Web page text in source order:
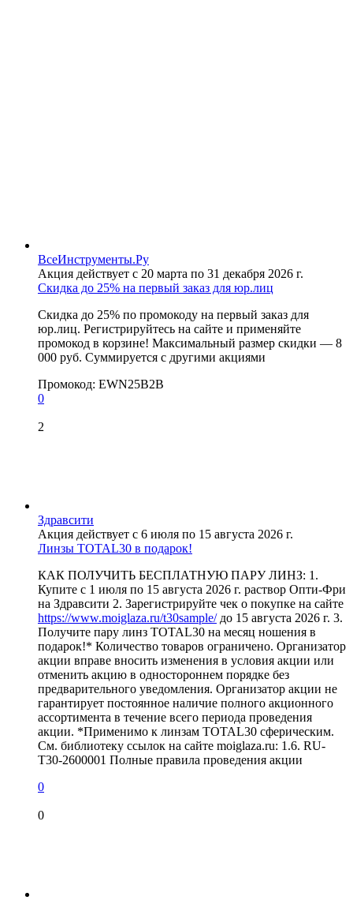
ВсеИнструменты.Ру
Акция действует с 20 марта по 31 декабря 2026 г.
Скидка до 25% на первый заказ для юр.лиц
Скидка до 25% по промокоду на первый заказ для
юр.лиц. Регистрируйтесь на сайте и применяйте
промокод в корзине! Максимальный размер скидки — 8
000 руб. Суммируется с другими акциями
Промокод: EWN25B2B
0
2
Здравсити
Акция действует с 6 июля по 15 августа 2026 г.
Линзы TOTAL30 в подарок!
КАК ПОЛУЧИТЬ БЕСПЛАТНУЮ ПАРУ ЛИНЗ: 1.
Купите с 1 июля по 15 августа 2026 г. раствор Опти-Фри
на Здравсити 2. Зарегистрируйте чек о покупке на сайте
https://www.moiglaza.ru/t30sample/до 15 августа 2026 г. 3.
Получите пару линз TOTAL30 на месяц ношения в
подарок!* Количество товаров ограничено. Организатор
акции вправе вносить изменения в условия акции или
отменить акцию в одностороннем порядке без
предварительного уведомления. Организатор акции не
гарантирует постоянное наличие полного акционного
ассортимента в течение всего периода проведения
акции. *Применимо к линзам TOTAL30 сферическим.
См. библиотеку ссылок на сайте moiglaza.ru: 1.6. RU-
T30-2600001 Полные правила проведения акции
0
0